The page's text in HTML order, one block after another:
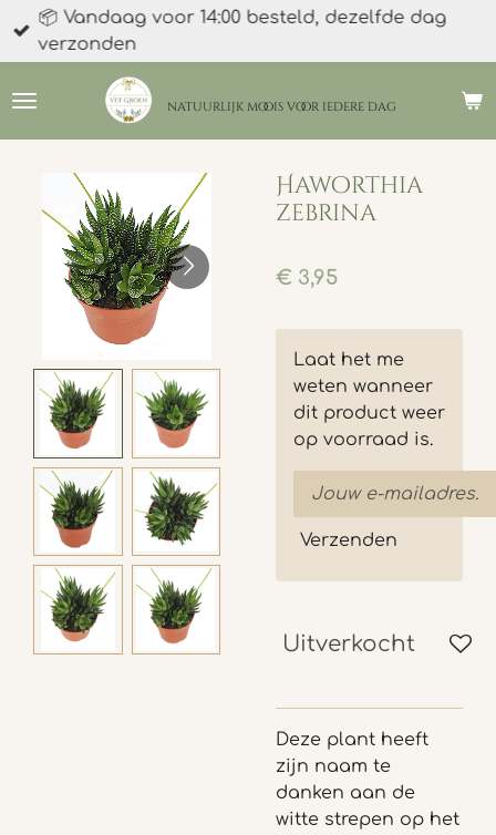
Ga
direct
de
natuurlijk moois voor iedere dag
📦 Vandaag voor 14:00 besteld, dezelfde dag
verzonden
Haworthia
zebrina
€ 3,95
Laat het me
weten wanneer
dit product weer
op voorraad is.
Verzenden
Uitverkocht
Deze plant heeft
zijn naam te
danken aan de
witte strepen op het